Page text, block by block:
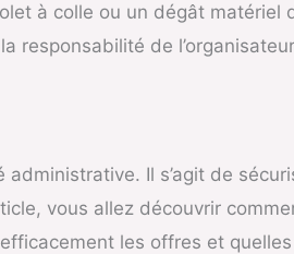
à colle ou un dégât matériel
responsabilité de
Il s’agit de
vous allez découvrir
les offres et